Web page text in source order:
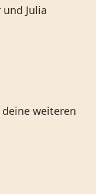
Julia
weiteren